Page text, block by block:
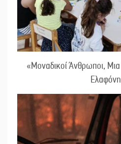
«Μοναδικοί Άνθρωποι,